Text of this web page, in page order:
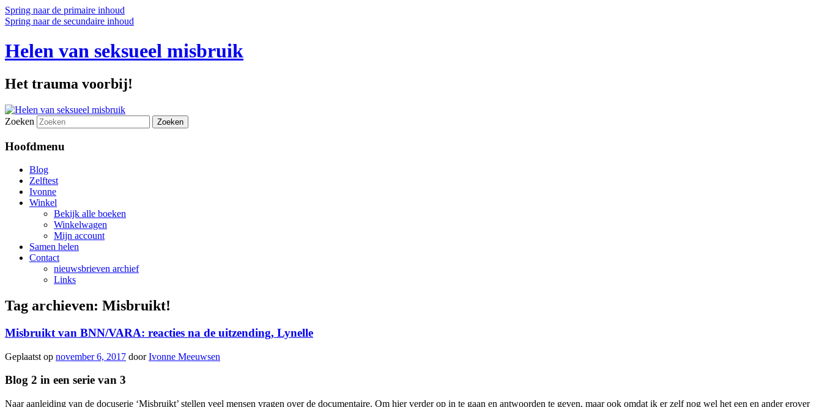
Spring naar de primaire inhoud
Spring naar de secundaire inhoud
Helen van seksueel misbruik
Het trauma voorbij!
Zoeken
Hoofdmenu
Blog
Zelftest
Ivonne
Winkel
Bekijk alle boeken
Winkelwagen
Mijn account
Samen helen
Contact
nieuwsbrieven archief
Links
Tag archieven: Misbruikt!
Misbruikt van BNN/VARA: reacties na de uitzending, Lynelle
Geplaatst op november 6, 2017 doorIvonne Meeuwsen
Blog 2 in een serie van 3
Naar aanleiding van de docuserie ‘Misbruikt’ stellen veel mensen vragen over de documentaire. Om hier verder op in te gaan en antwoorden te geven, maar ook omdat ik er zelf nog wel het een en ander erover